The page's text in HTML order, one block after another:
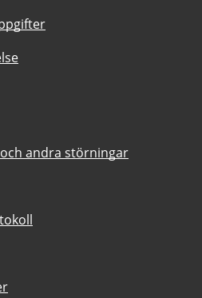
andra störningar